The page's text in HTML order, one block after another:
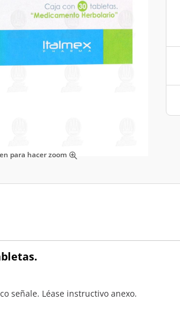
para hacer zoom
señale. Léase instructivo anexo.